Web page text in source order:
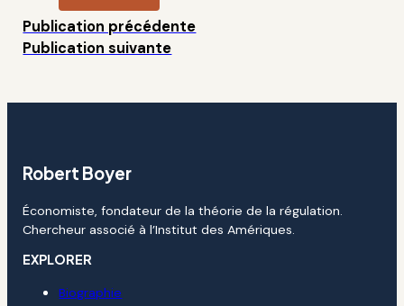
Publication précédente
Publication suivante
Robert Boyer
Économiste, fondateur de la théorie de la régulation.
Chercheur associé à l’Institut des Amériques.
EXPLORER
Biographie